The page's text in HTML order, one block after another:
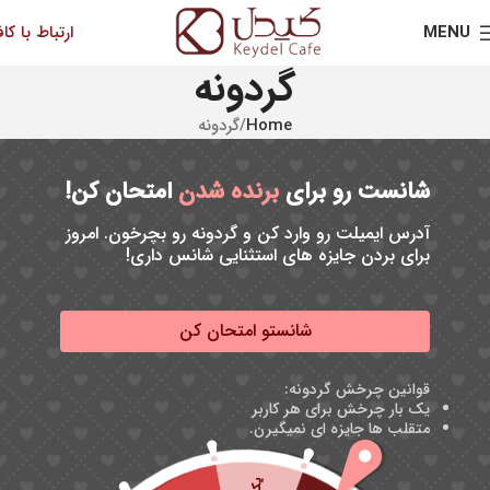
MENU ارتباط با
گردونه
Home گردونه
شانست رو برای برنده شدن امتحان کن!
آدرس ایمیلت رو وارد کن و گردونه رو بچرخون. امروز
برای بردن جایزه های استثنایی شانس داری!
شانستو امتحان کن
قوانین چرخش گردونه:
یک بار چرخش برای هر کاربر
متقلب ها جایزه ای نمیگیرن.